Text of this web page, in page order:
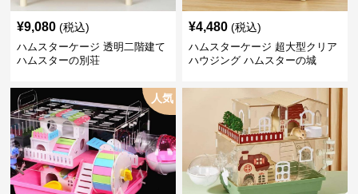
¥9,080 (税込)
ハムスターケージ 透明二階建て
ハムスターの別荘
¥4,480 (税込)
ハムスターケージ 超大型クリア
ハウジング ハムスターの城
人気